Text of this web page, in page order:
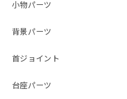
小物パーツ
背景パーツ
首ジョイント
台座パーツ